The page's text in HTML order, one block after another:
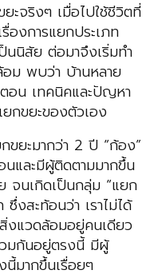
ริงๆ เมื่อไปใช้ชีวิตที่
องการแยกประเภท
นนิสัย ต่อมาจึงเริ่มทำ
ม พบว่า บ้านหลาย
อน เทคนิคและปัญหา
กขยะของตัวเอง
มากว่า 2 ปี “ก้อง”
และมีผู้ติดตามมากขึ้น
จนเกิดเป็นกลุ่ม “แยก
งสะท้อนว่า เราไม่ได้
งแวดล้อมอยู่คนเดียว
มกันอยู่ตรงนี้ มีผู้
มากขึ้นเรื่อยๆ